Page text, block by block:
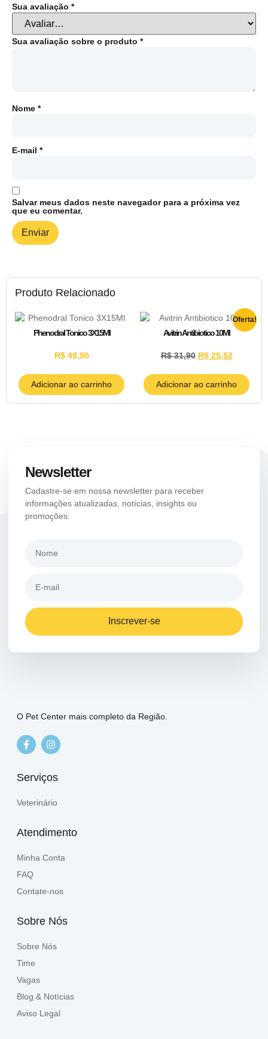
Produto Relacionado
Phenodral Tonico 3X15Ml
R$49,90
Adicionar ao carrinho
Oferta!
Avitrin Antibiotico 10Ml
R$31,90 R$25,52
Adicionar ao carrinho
Sua avaliação *
Sua avaliação sobre o produto *
Nome *
E-mail *
Salvar meus dados neste navegador para a próxima vez
que eu comentar.
Newsletter
Cadastre-se em nossa newsletter para receber
informações atualizadas, notícias, insights ou
promoções.
Inscrever-se
O Pet Center mais completo da Região.
Serviços
Veterinário
Atendimento
Minha Conta
FAQ
Contate-nos
Sobre Nós
Sobre Nós
Time
Vagas
Blog & Notícias
Aviso Legal